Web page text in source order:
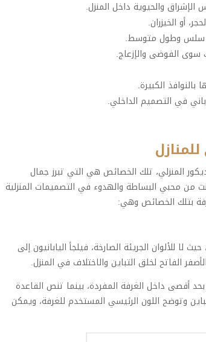
الإشراق والحيوية داخل المنزل.
أو الخيزران.
سلس وطول متوسط.
سوى الفوضى والإزعاج.
الكبيرة.
في التصميم الداخلي.
للمنازل
المنزلي، تلك الخصائص هي التي تبرز جمال
من محبي البساطة والهدوء في التصميمات المنزلية
بتلك الخصائص وهي:
لا للألوان الجريئة الصارخة، فيلجأ اليابانيون إلى
الفاتح لخلق التباين والاختلاف في المنزل.
أقصى داخل الغرفة المفردة، بينما تنص القاعدة
وتوضح اللون الرئيسي المستخدم للغرفة، ويمكن